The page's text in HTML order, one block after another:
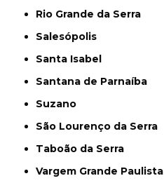
Rio Grande da Serra
Salesópolis
Santa Isabel
Santana de Parnaíba
Suzano
São Lourenço da Serra
Taboão da Serra
Vargem Grande Paulista